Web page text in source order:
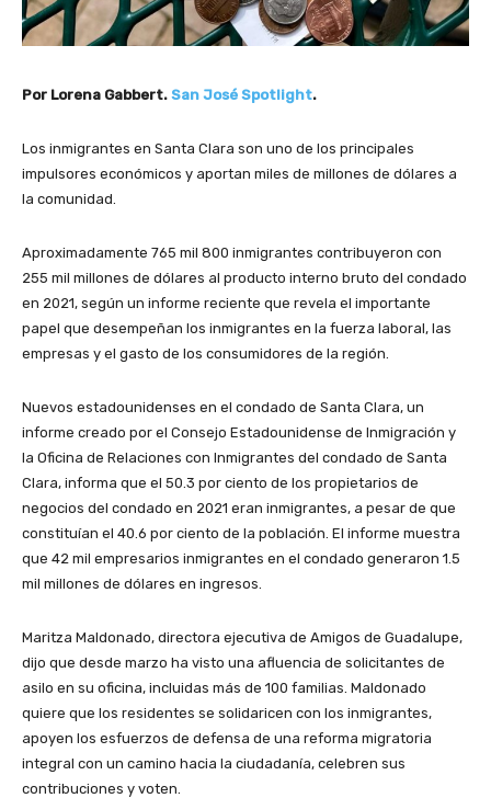
Por Lorena Gabbert. San José Spotlight.
Los inmigrantes en Santa Clara son uno de los principales
impulsores económicos y aportan miles de millones de dólares a
la comunidad.
Aproximadamente 765 mil 800 inmigrantes contribuyeron con
255 mil millones de dólares al producto interno bruto del condado
en 2021, según un informe reciente que revela el importante
papel que desempeñan los inmigrantes en la fuerza laboral, las
empresas y el gasto de los consumidores de la región.
Nuevos estadounidenses en el condado de Santa Clara, un
informe creado por el Consejo Estadounidense de Inmigración y
la Oficina de Relaciones con Inmigrantes del condado de Santa
Clara, informa que el 50.3 por ciento de los propietarios de
negocios del condado en 2021 eran inmigrantes, a pesar de que
constituían el 40.6 por ciento de la población. El informe muestra
que 42 mil empresarios inmigrantes en el condado generaron 1.5
mil millones de dólares en ingresos.
Maritza Maldonado, directora ejecutiva de Amigos de Guadalupe,
dijo que desde marzo ha visto una afluencia de solicitantes de
asilo en su oficina, incluidas más de 100 familias. Maldonado
quiere que los residentes se solidaricen con los inmigrantes,
apoyen los esfuerzos de defensa de una reforma migratoria
integral con un camino hacia la ciudadanía, celebren sus
contribuciones y voten.